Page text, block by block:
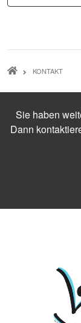
KONTAKT
Sie haben
Dann